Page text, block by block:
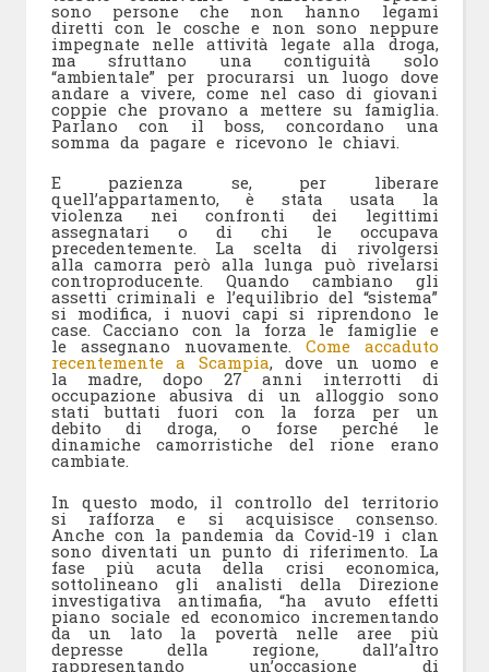
sono persone che non hanno legami
diretti con le cosche e non sono neppure
impegnate nelle attività legate alla droga,
ma sfruttano una contiguità solo
“ambientale” per procurarsi un luogo dove
andare a vivere, come nel caso di giovani
coppie che provano a mettere su famiglia.
Parlano con il boss, concordano una
somma da pagare e ricevono le chiavi.
E pazienza se, per liberare
quell’appartamento, è stata usata la
violenza nei confronti dei legittimi
assegnatari o di chi le occupava
precedentemente. La scelta di rivolgersi
alla camorra però alla lunga può rivelarsi
controproducente. Quando cambiano gli
assetti criminali e l’equilibrio del “sistema”
si modifica, i nuovi capi si riprendono le
case. Cacciano con la forza le famiglie e
le assegnano nuovamente. Come accaduto
recentemente a Scampia, dove un uomo e
la madre, dopo 27 anni interrotti di
occupazione abusiva di un alloggio sono
stati buttati fuori con la forza per un
debito di droga, o forse perché le
dinamiche camorristiche del rione erano
cambiate.
In questo modo, il controllo del territorio
si rafforza e si acquisisce consenso.
Anche con la pandemia da Covid-19 i clan
sono diventati un punto di riferimento. La
fase più acuta della crisi economica,
sottolineano gli analisti della Direzione
investigativa antimafia, “ha avuto effetti
piano sociale ed economico incrementando
da un lato la povertà nelle aree più
depresse della regione, dall’altro
rappresentando un’occasione di